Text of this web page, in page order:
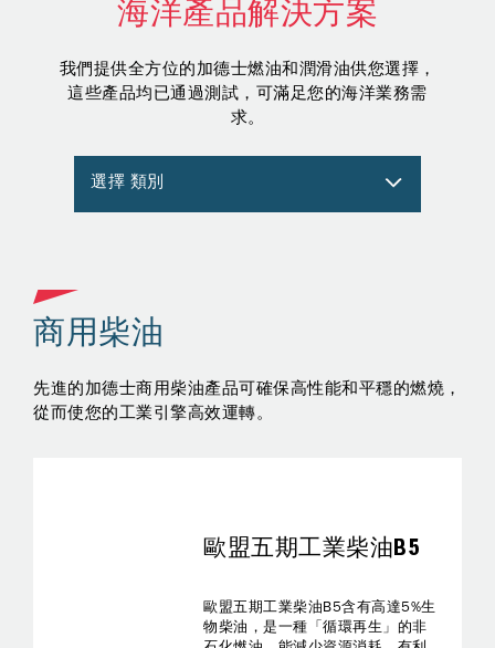
海洋產品解決方案
我們提供全方位的加德士燃油和潤滑油供您選擇，
這些產品均已通過測試，可滿足您的海洋業務需
求。
選擇 類別
商用柴油
先進的加德士商用柴油產品可確保高性能和平穩的燃燒，
從而使您的工業引擎高效運轉。
歐盟五期工業柴油B5
歐盟五期工業柴油B5含有高達5%生
物柴油，是一種「循環再生」的非